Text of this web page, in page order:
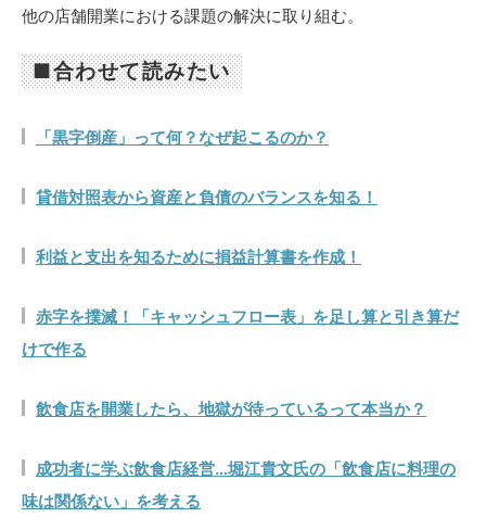
他の店舗開業における課題の解決に取り組む。
■合わせて読みたい
「黒字倒産」って何？なぜ起こるのか？
貸借対照表から資産と負債のバランスを知る！
利益と支出を知るために損益計算書を作成！
赤字を撲滅！「キャッシュフロー表」を足し算と引き算だ
けで作る
飲食店を開業したら、地獄が待っているって本当か？
成功者に学ぶ飲食店経営…堀江貴文氏の「飲食店に料理の
味は関係ない」を考える